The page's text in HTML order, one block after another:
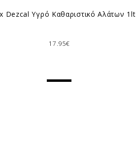
Dezcal Υγρό Καθαριστικό Αλάτων 1lt
17.95€